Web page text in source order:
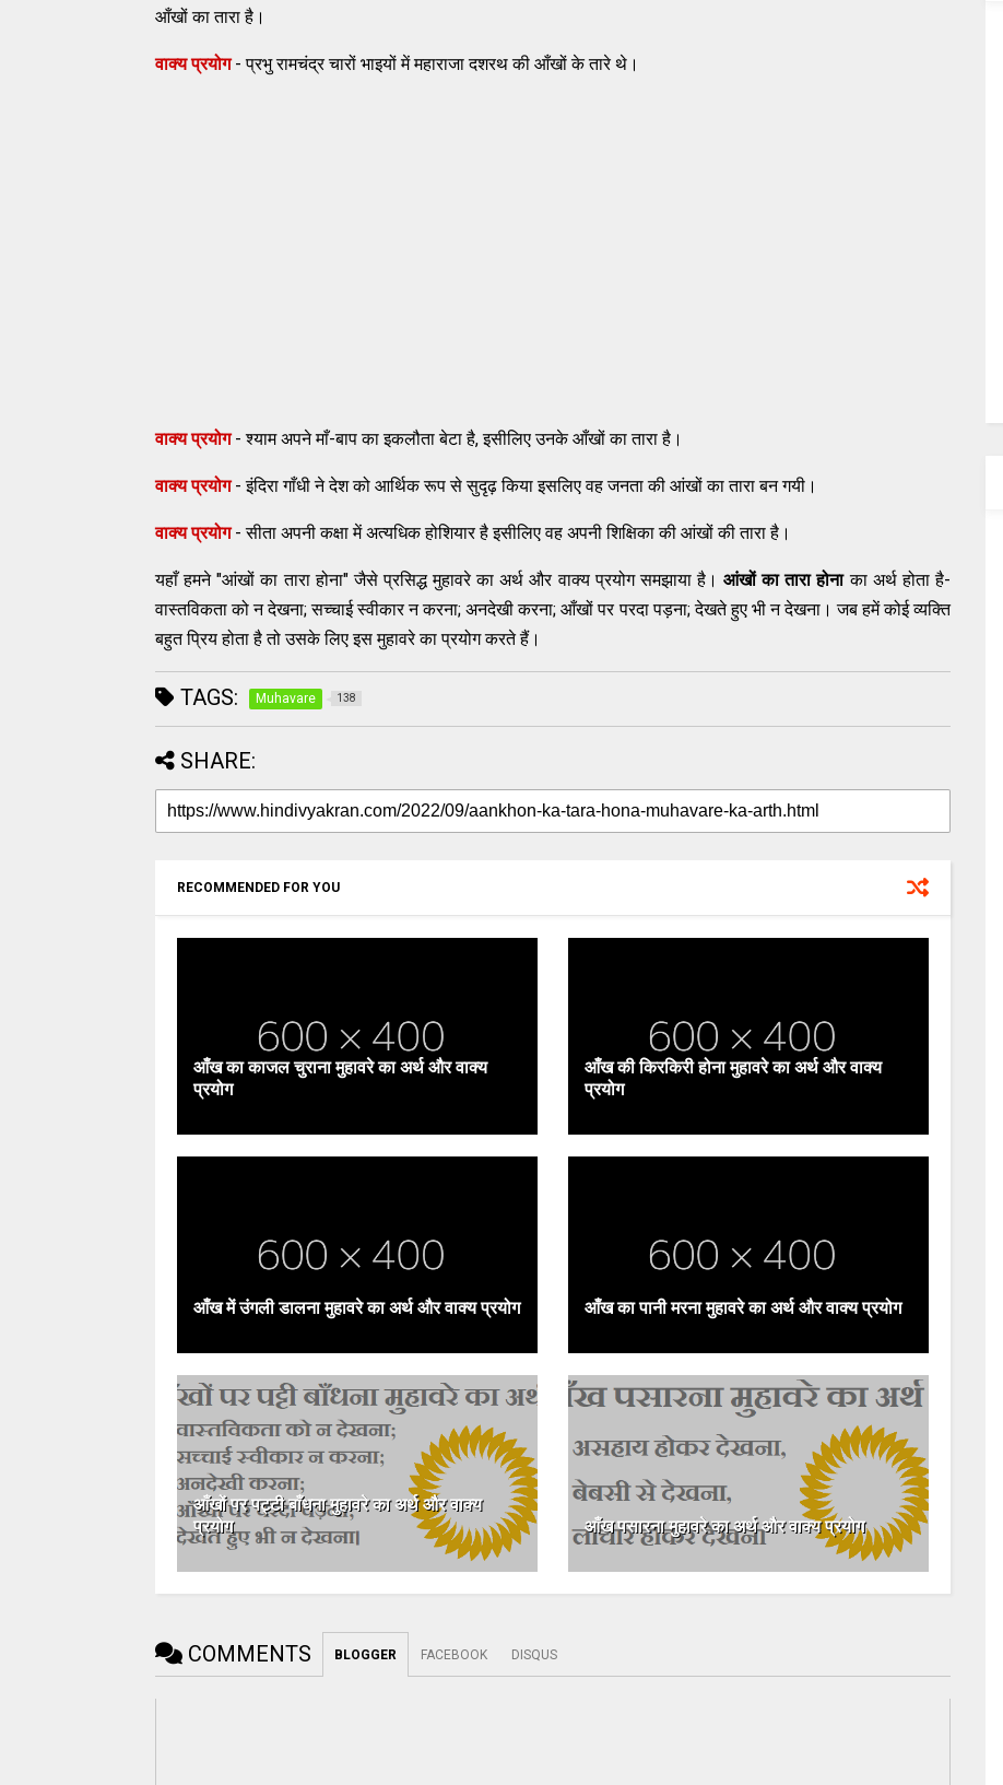
आँखों का तारा है।
वाक्य प्रयोग- प्रभु रामचंद्र चारों भाइयों में महाराजा दशरथ की आँखों के तारे थे।
वाक्य प्रयोग- श्याम अपने माँ-बाप का इकलौता बेटा है, इसीलिए उनके आँखों का तारा है।
वाक्य प्रयोग- इंदिरा गाँधी ने देश को आर्थिक रूप से सुदृढ़ किया इसलिए वह जनता की आंखों का तारा बन गयी।
वाक्य प्रयोग- सीता अपनी कक्षा में अत्यधिक होशियार है इसीलिए वह अपनी शिक्षिका की आंखों की तारा है।
यहाँ हमने "आंखों का तारा होना" जैसे प्रसिद्ध मुहावरे का अर्थ और वाक्य प्रयोग समझाया है।आंखों का तारा होनाका अर्थ होता है-
वास्तविकता को न देखना; सच्चाई स्वीकार न करना; अनदेखी करना; आँखों पर परदा पड़ना; देखते हुए भी न देखना। जब हमें कोई व्यक्ति
बहुत प्रिय होता है तो उसके लिए इस मुहावरे का प्रयोग करते हैं।
TAGS: Muhavare 138
SHARE:
RECOMMENDED FOR YOU
आँख का काजल चुराना मुहावरे का अर्थ और वाक्य
प्रयोग
आँख की किरकिरी होना मुहावरे का अर्थ और वाक्य
प्रयोग
आँख में उंगली डालना मुहावरे का अर्थ और वाक्य प्रयोग आँख का पानी मरना मुहावरे का अर्थ और वाक्य प्रयोग
आँखों पर पट्टी बाँधना मुहावरे का अर्थ और वाक्य
प्रयोग
आँख पसारना मुहावरे का अर्थ और वाक्य प्रयोग
COMMENTS BLOGGER FACEBOOK DISQUS